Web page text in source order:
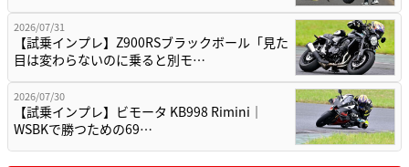
2026/07/31
【試乗インプレ】Z900RSブラックボール「見た
目は変わらないのに乗ると別モ…
2026/07/30
【試乗インプレ】ビモータ KB998 Rimini｜
WSBKで勝つための69…